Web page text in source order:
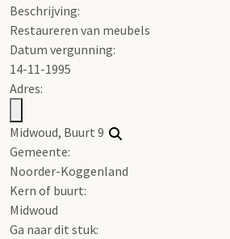
Beschrijving:
Restaureren van meubels
Datum vergunning:
14-11-1995
Adres:
Midwoud, Buurt 9
Gemeente:
Noorder-Koggenland
Kern of buurt:
Midwoud
Ga naar dit stuk: